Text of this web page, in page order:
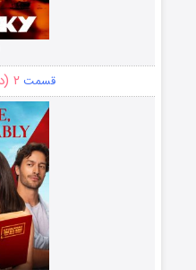
قسمت ۲ (دوبله)